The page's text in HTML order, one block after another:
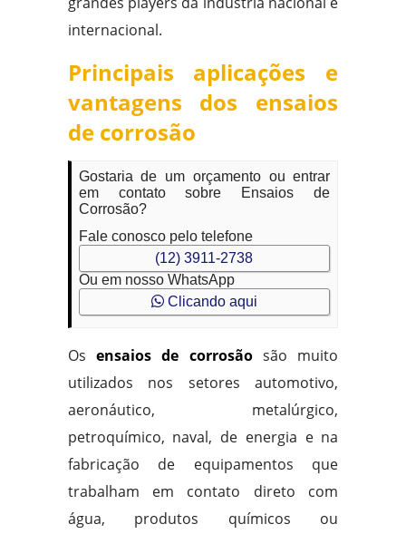
internacional.
Principais aplicações e
vantagens dos ensaios
de corrosão
Gostaria de um orçamento ou entrar
em contato sobre Ensaios de
Corrosão?
Fale conosco pelo telefone
(12) 3911-2738
Ou em nosso WhatsApp
Clicando aqui
Osensaios de corrosãosão muito
utilizados nos setores automotivo,
aeronáutico, metalúrgico,
petroquímico, naval, de energia e na
fabricação de equipamentos que
trabalham em contato direto com
água, produtos químicos ou